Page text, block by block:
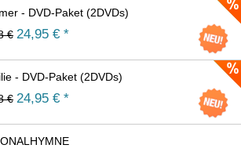
- DVD-Paket (2DVDs)
€ 24,95 € *
- DVD-Paket (2DVDs)
€ 24,95 € *